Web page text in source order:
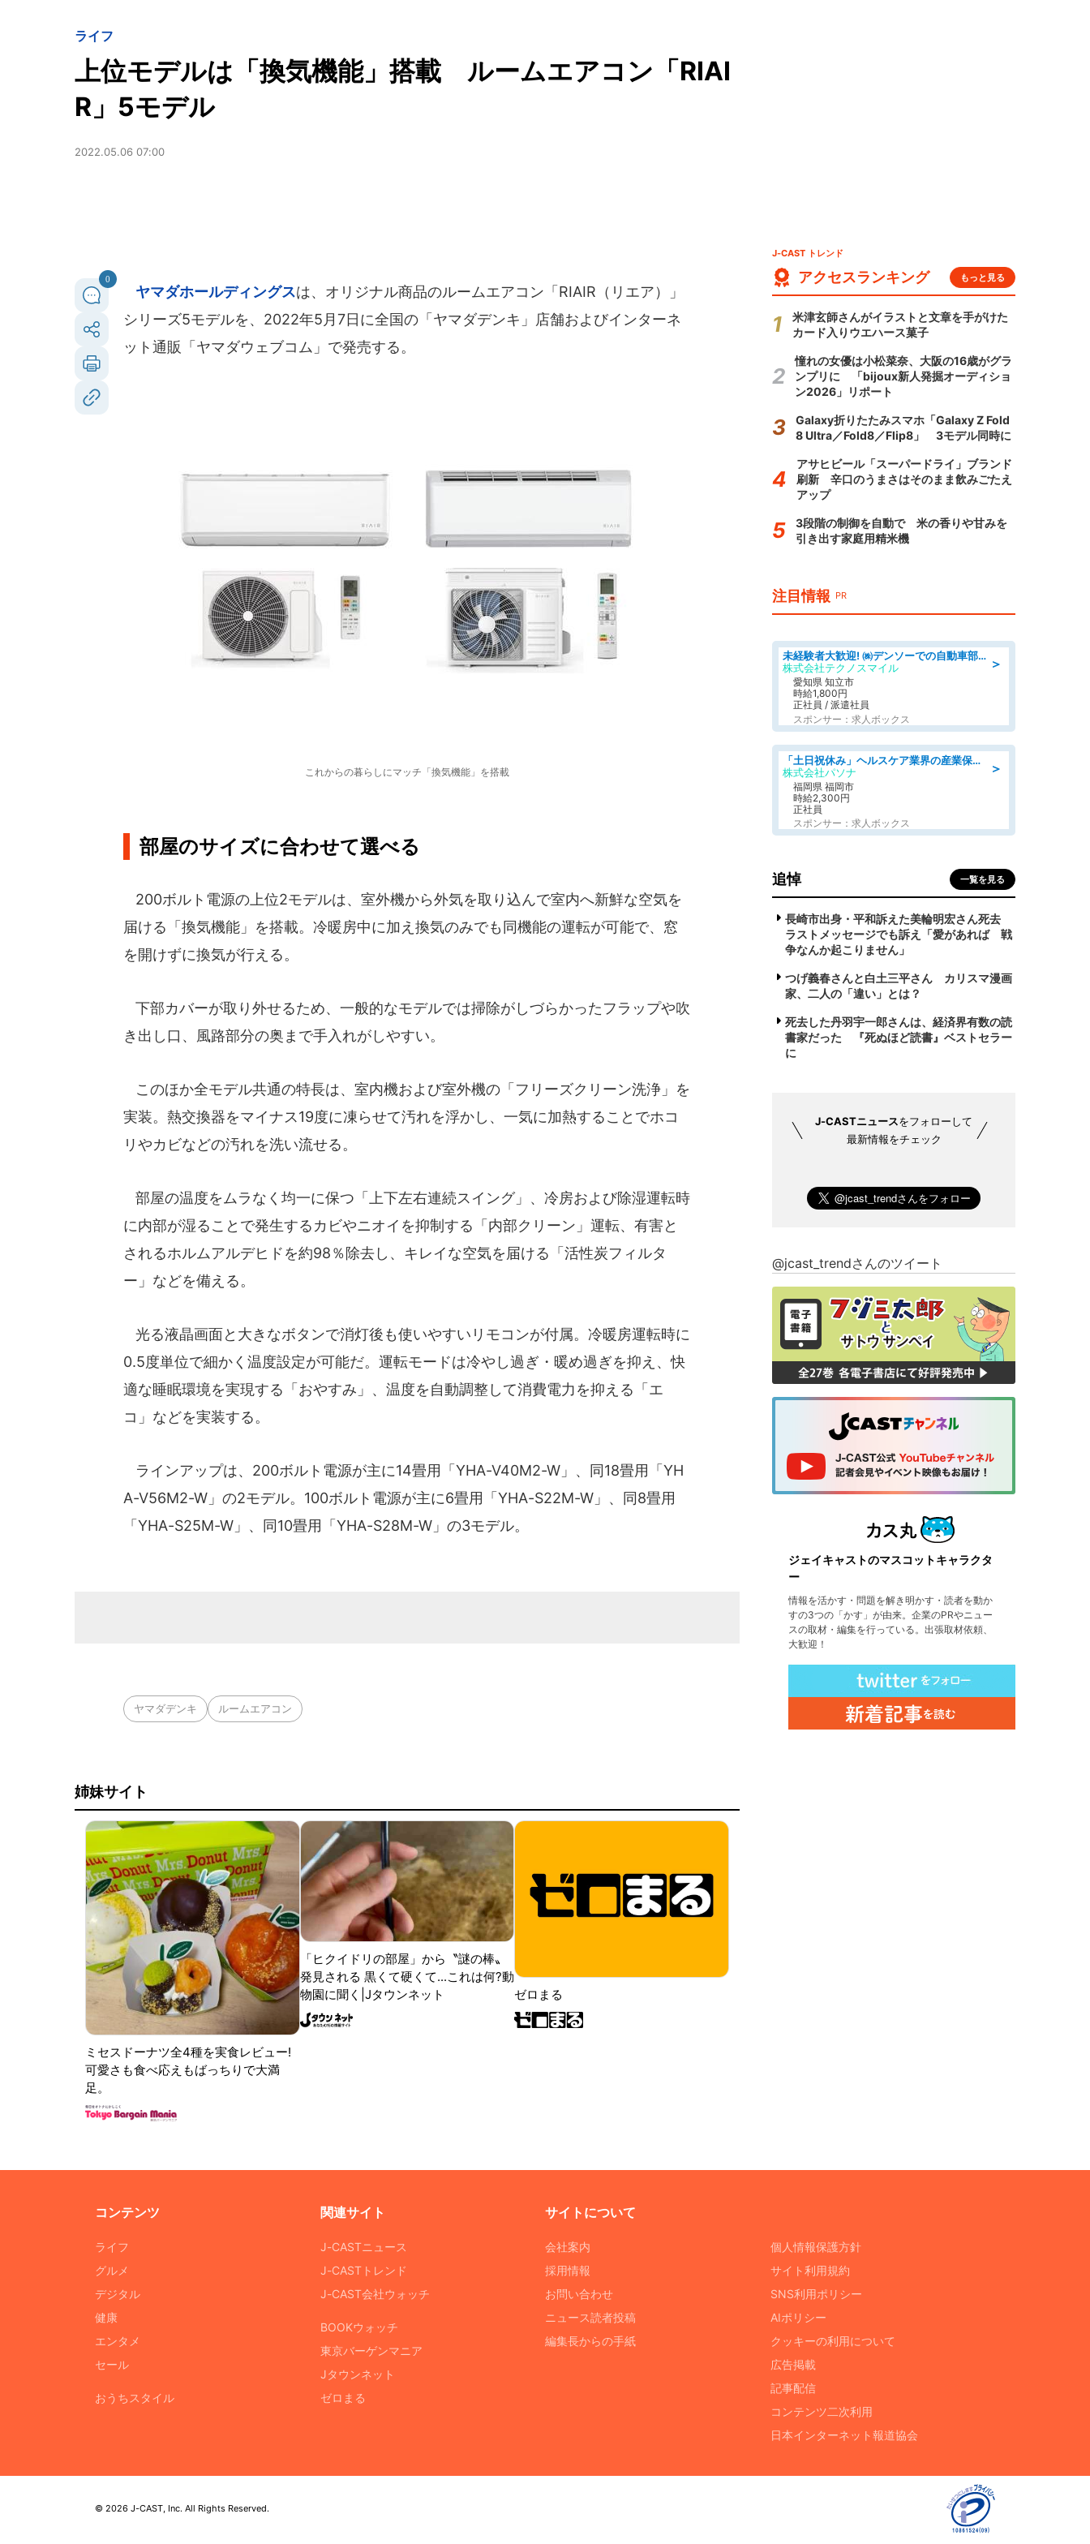
ライフ
上位モデルは「換気機能」搭載 ルームエアコン「RIAI
R」5モデル
2022.05.06 07:00
0
ヤマダホールディングスは、オリジナル商品のルームエアコン「RIAIR（リエア）」
シリーズ5モデルを、2022年5月7日に全国の「ヤマダデンキ」店舗およびインターネ
ット通販「ヤマダウェブコム」で発売する。
これからの暮らしにマッチ「換気機能」を搭載
部屋のサイズに合わせて選べる
200ボルト電源の上位2モデルは、室外機から外気を取り込んで室内へ新鮮な空気を
届ける「換気機能」を搭載。冷暖房中に加え換気のみでも同機能の運転が可能で、窓
を開けずに換気が行える。
下部カバーが取り外せるため、一般的なモデルでは掃除がしづらかったフラップや吹
き出し口、風路部分の奥まで手入れがしやすい。
このほか全モデル共通の特長は、室内機および室外機の「フリーズクリーン洗浄」を
実装。熱交換器をマイナス19度に凍らせて汚れを浮かし、一気に加熱することでホコ
リやカビなどの汚れを洗い流せる。
部屋の温度をムラなく均一に保つ「上下左右連続スイング」、冷房および除湿運転時
に内部が湿ることで発生するカビやニオイを抑制する「内部クリーン」運転、有害と
されるホルムアルデヒドを約98％除去し、キレイな空気を届ける「活性炭フィルタ
ー」などを備える。
光る液晶画面と大きなボタンで消灯後も使いやすいリモコンが付属。冷暖房運転時に
0.5度単位で細かく温度設定が可能だ。運転モードは冷やし過ぎ・暖め過ぎを抑え、快
適な睡眠環境を実現する「おやすみ」、温度を自動調整して消費電力を抑える「エ
コ」などを実装する。
ラインアップは、200ボルト電源が主に14畳用「YHA-V40M2-W」、同18畳用「YH
A-V56M2-W」の2モデル。100ボルト電源が主に6畳用「YHA-S22M-W」、同8畳用
「YHA-S25M-W」、同10畳用「YHA-S28M-W」の3モデル。
ヤマダデンキ ルームエアコン
姉妹サイト
ミセスドーナツ全4種を実食レビュー!
可愛さも食べ応えもばっちりで大満
足。
「ヒクイドリの部屋」から〝謎の棒〟
発見される 黒くて硬くて...これは何?動
物園に聞く|Jタウンネット
ゼロまる
J-CAST トレンド
アクセスランキング もっと見る
米津玄師さんがイラストと文章を手がけた
カード入りウエハース菓子
憧れの女優は小松菜奈、大阪の16歳がグラ
ンプリに 「bijoux新人発掘オーディショ
ン2026」リポート
Galaxy折りたたみスマホ「Galaxy Z Fold
8 Ultra／Fold8／Flip8」 3モデル同時に
アサヒビール「スーパードライ」ブランド
刷新 辛口のうまさはそのまま飲みごたえ
アップ
3段階の制御を自動で 米の香りや甘みを
引き出す家庭用精米機
注目情報 PR
＞
未経験者大歓迎! ㈱デンソーでの自動車部品の組立作業 denso aichi
株式会社テクノスマイル
愛知県 知立市
時給1,800円
正社員 / 派遣社員
スポンサー：求人ボックス
＞
「土日祝休み」ヘルスケア業界の産業保健師/高時給/未経験OK/要資格:保健師、正看護師
株式会社パソナ
福岡県 福岡市
時給2,300円
正社員
スポンサー：求人ボックス
追悼 一覧を見る
長崎市出身・平和訴えた美輪明宏さん死去
ラストメッセージでも訴え「愛があれば 戦
争なんか起こりません」
つげ義春さんと白土三平さん カリスマ漫画
家、二人の「違い」とは？
死去した丹羽宇一郎さんは、経済界有数の読
書家だった 『死ぬほど読書』ベストセラー
に
J-CASTニュースをフォローして
最新情報をチェック
@jcast_trendさんのツイート
ジェイキャストのマスコットキャラクタ
ー
情報を活かす・問題を解き明かす・読者を動か
すの3つの「かす」が由来。企業のPRやニュー
スの取材・編集を行っている。出張取材依頼、
大歓迎！
コンテンツ
ライフ
グルメ
デジタル
健康
エンタメ
セール
おうちスタイル
関連サイト
J-CASTニュース
J-CASTトレンド
J-CAST会社ウォッチ
BOOKウォッチ
東京バーゲンマニア
Jタウンネット
ゼロまる
サイトについて
会社案内
採用情報
お問い合わせ
ニュース読者投稿
編集長からの手紙
個人情報保護方針
サイト利用規約
SNS利用ポリシー
AIポリシー
クッキーの利用について
広告掲載
記事配信
コンテンツ二次利用
日本インターネット報道協会
© 2026 J-CAST, Inc. All Rights Reserved.